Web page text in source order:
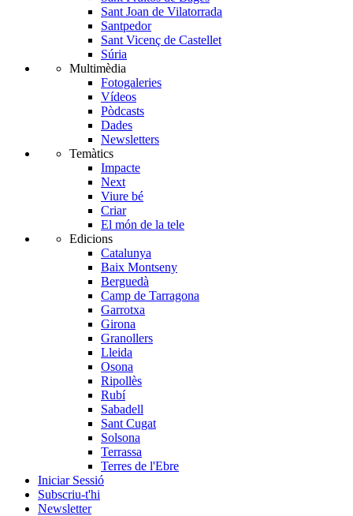
Sant Joan de Vilatorrada
Santpedor
Sant Vicenç de Castellet
Súria
Multimèdia
Fotogaleries
Vídeos
Pòdcasts
Dades
Newsletters
Temàtics
Impacte
Next
Viure bé
Criar
El món de la tele
Edicions
Catalunya
Baix Montseny
Berguedà
Camp de Tarragona
Garrotxa
Girona
Granollers
Lleida
Osona
Ripollès
Rubí
Sabadell
Sant Cugat
Solsona
Terrassa
Terres de l'Ebre
Iniciar Sessió
Subscriu-t'hi
Newsletter